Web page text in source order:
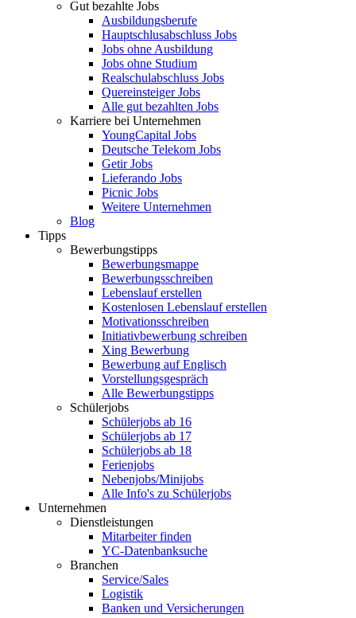
Gut bezahlte Jobs
Ausbildungsberufe
Hauptschlusabschluss Jobs
Jobs ohne Ausbildung
Jobs ohne Studium
Realschulabschluss Jobs
Quereinsteiger Jobs
Alle gut bezahlten Jobs
Karriere bei Unternehmen
YoungCapital Jobs
Deutsche Telekom Jobs
Getir Jobs
Lieferando Jobs
Picnic Jobs
Weitere Unternehmen
Blog
Tipps
Bewerbungstipps
Bewerbungsmappe
Bewerbungsschreiben
Lebenslauf erstellen
Kostenlosen Lebenslauf erstellen
Motivationsschreiben
Initiativbewerbung schreiben
Xing Bewerbung
Bewerbung auf Englisch
Vorstellungsgespräch
Alle Bewerbungstipps
Schülerjobs
Schülerjobs ab 16
Schülerjobs ab 17
Schülerjobs ab 18
Ferienjobs
Nebenjobs/Minijobs
Alle Info's zu Schülerjobs
Unternehmen
Dienstleistungen
Mitarbeiter finden
YC-Datenbanksuche
Branchen
Service/Sales
Logistik
Banken und Versicherungen